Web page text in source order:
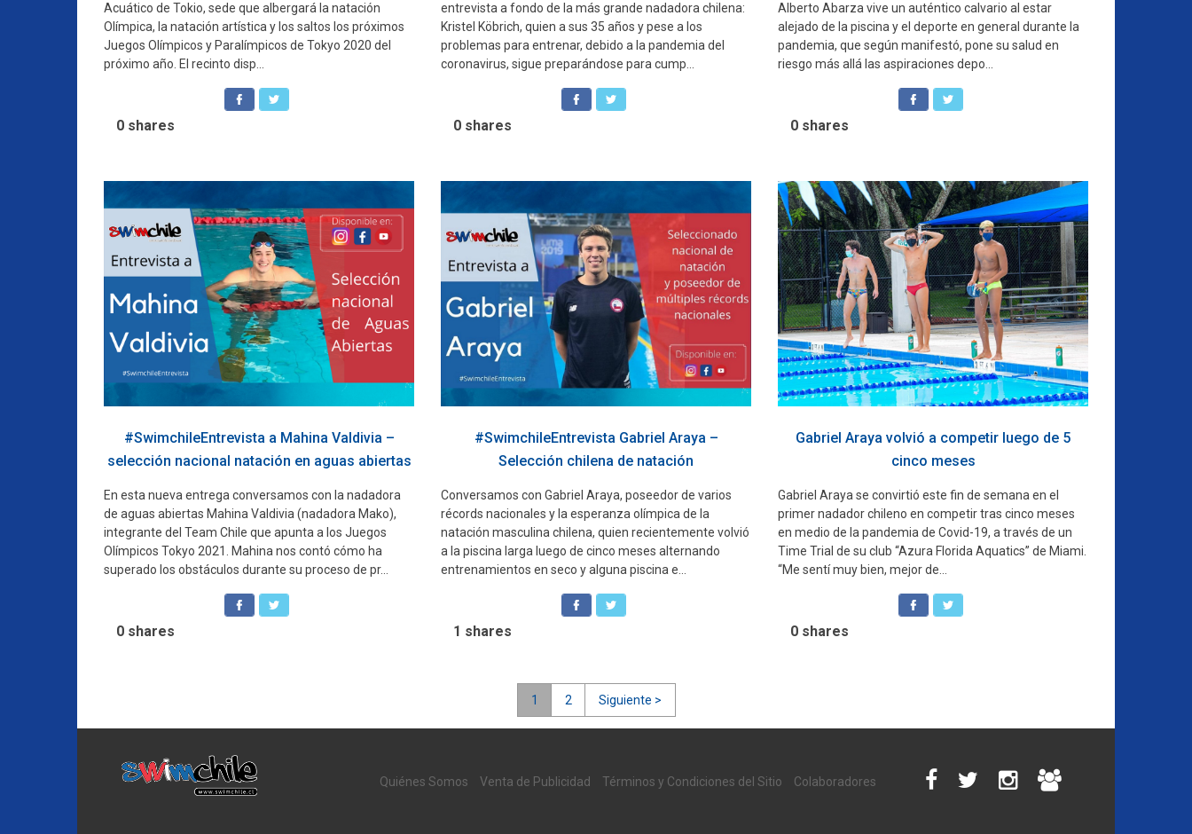
Acuático de Tokio, sede que albergará la natación
Olímpica, la natación artística y los saltos los próximos
Juegos Olímpicos y Paralímpicos de Tokyo 2020 del
próximo año. El recinto disp...
0 shares
entrevista a fondo de la más grande nadadora chilena:
Kristel Köbrich, quien a sus 35 años y pese a los
problemas para entrenar, debido a la pandemia del
coronavirus, sigue preparándose para cump...
0 shares
Alberto Abarza vive un auténtico calvario al estar
alejado de la piscina y el deporte en general durante la
pandemia, que según manifestó, pone su salud en
riesgo más allá las aspiraciones depo...
0 shares
#SwimchileEntrevista a Mahina Valdivia –
selección nacional natación en aguas abiertas
En esta nueva entrega conversamos con la nadadora
de aguas abiertas Mahina Valdivia (nadadora Mako),
integrante del Team Chile que apunta a los Juegos
Olímpicos Tokyo 2021. Mahina nos contó cómo ha
superado los obstáculos durante su proceso de pr...
0 shares
#SwimchileEntrevista Gabriel Araya –
Selección chilena de natación
Conversamos con Gabriel Araya, poseedor de varios
récords nacionales y la esperanza olímpica de la
natación masculina chilena, quien recientemente volvió
a la piscina larga luego de cinco meses alternando
entrenamientos en seco y alguna piscina e...
1 shares
Gabriel Araya volvió a competir luego de 5
cinco meses
Gabriel Araya se convirtió este fin de semana en el
primer nadador chileno en competir tras cinco meses
en medio de la pandemia de Covid-19, a través de un
Time Trial de su club “Azura Florida Aquatics” de Miami.
“Me sentí muy bien, mejor de...
0 shares
de
entradas
1 2 Siguiente >
Quiénes Somos Venta de Publicidad Términos y Condiciones del Sitio Colaboradores